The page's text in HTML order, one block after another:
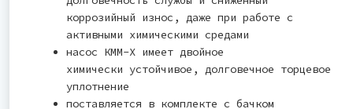
коррозийный износ, даже при работе с
активными химическими средами
насос КММ-Х имеет двойное
химически устойчивое, долговечное торцевое
уплотнение
поставляется в комплекте с бачком